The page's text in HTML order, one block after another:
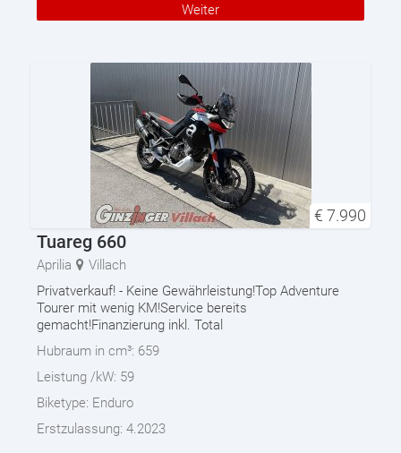
Weiter
€ 7.990
Tuareg 660
Aprilia
Villach
Privatverkauf! - Keine Gewährleistung!Top Adventure
Tourer mit wenig KM!Service bereits
gemacht!Finanzierung inkl. Total
Hubraum in cm³: 659
Leistung /kW: 59
Biketype: Enduro
Erstzulassung: 4.2023